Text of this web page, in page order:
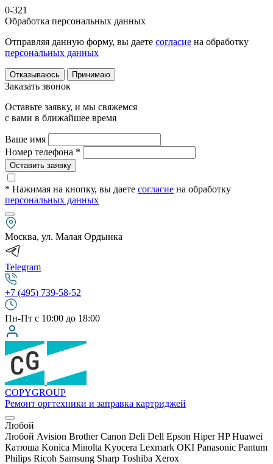
0-321
Обработка персональных данных
Отправляя данную форму, вы даете согласие на обработку
персональных данных
Отказываюсь Принимаю
Заказать звонок
Оставьте заявку, и мы свяжемся
с вами в ближайшее время
Ваше имя
Номер телефона *
Оставить заявку
* Нажимая на кнопку, вы даете согласие на обработку
персональных данных
Москва, ул. Малая Ордынка
Telegram
+7 (495) 739-58-52
Пн-Пт с 10:00 до 18:00
COPYGROUP
Ремонт оргтехники и заправка картриджей
Любой
Любой Avision Brother Canon Deli Dell Epson Hiper HP Huawei
Катюша Konica Minolta Kyocera Lexmark OKI Panasonic Pantum
Philips Ricoh Samsung Sharp Toshiba Xerox